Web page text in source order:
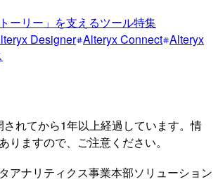
ーリー」を支えるツール特集
Designer Alteryx Connect Alteryx
されてから1年以上経過しています。情
りますので、ご注意ください。
アナリティクス事業本部ソリューション